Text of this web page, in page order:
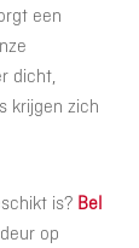
een
dicht,
krijgen zich
is? Bel
op